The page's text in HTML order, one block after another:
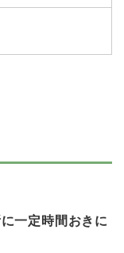
一定時間おきに